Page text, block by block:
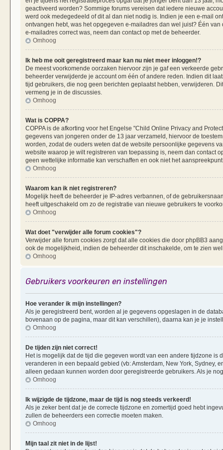
geactiveerd worden? Sommige forums vereisen dat iedere nieuwe
werd ook medegedeeld of dit al dan niet nodig is. Indien je een e-mail
ontvangen hebt, was het opgegeven e-mailadres dan wel juist? Één
e-mailadres correct was, neem dan contact op met de beheerder.
Omhoog
Ik heb me ooit geregistreerd maar kan nu niet meer inloggen!?
De meest voorkomende oorzaken hiervoor zijn je gaf een verkeerde
beheerder verwijderde je account om één of andere reden. Indien dit
tijd gebruikers, die nog geen berichten geplaatst hebben, verwijderen.
vermeng je in de discussies.
Omhoog
Wat is COPPA?
COPPA is de afkorting voor het Engelse "Child Online Privacy and
gegevens van jongeren onder de 13 jaar verzameld, hiervoor de
worden, zodat de ouders weten dat de website persoonlijke gegevens
website waarop je wilt registreren van toepassing is, neem dan contact
geen wettelijke informatie kan verschaffen en ook niet het
Omhoog
Waarom kan ik niet registreren?
Mogelijk heeft de beheerder je IP-adres verbannen, of de
heeft uitgeschakeld om zo de registratie van nieuwe gebruikers te
Omhoog
Wat doet "verwijder alle forum cookies"?
Verwijder alle forum cookies zorgt dat alle cookies die door phpBB3
ook de mogelijkheid, indien de beheerder dit inschakelde, om te zien
Omhoog
Gebruikers voorkeuren en instellingen
Hoe verander ik mijn instellingen?
Als je geregistreerd bent, worden al je gegevens opgeslagen in de
bovenaan op de pagina, maar dit kan verschillen), daarna kan je je
Omhoog
De tijden zijn niet correct!
Het is mogelijk dat de tijd die gegeven wordt van een andere tijdzone
veranderen in een bepaald gebied (vb: Amsterdam, New York, Sydney,
alleen gedaan kunnen worden door geregistreerde gebruikers. Als je
Omhoog
Ik wijzigde de tijdzone, maar de tijd is nog steeds verkeerd!
Als je zeker bent dat je de correcte tijdzone en zomertijd goed hebt
zullen de beheerders een correctie moeten maken.
Omhoog
Mijn taal zit niet in de lijst!